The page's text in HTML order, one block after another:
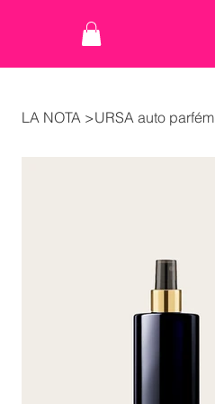
LA NOTA >URSA auto parfém